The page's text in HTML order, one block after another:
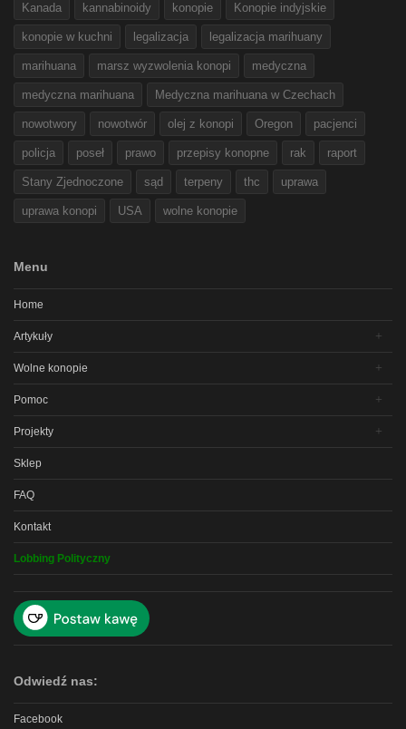
Kanada kannabinoidy konopie Konopie indyjskie
konopie w kuchni legalizacja legalizacja marihuany
marihuana marsz wyzwolenia konopi medyczna
medyczna marihuana Medyczna marihuana w Czechach
nowotwory nowotwór olej z konopi Oregon pacjenci
policja poseł prawo przepisy konopne rak raport
Stany Zjednoczone sąd terpeny thc uprawa
uprawa konopi USA wolne konopie
Menu
Home
Artykuły
Wolne konopie
Pomoc
Projekty
Sklep
FAQ
Kontakt
Lobbing Polityczny
Odwiedź nas:
Facebook